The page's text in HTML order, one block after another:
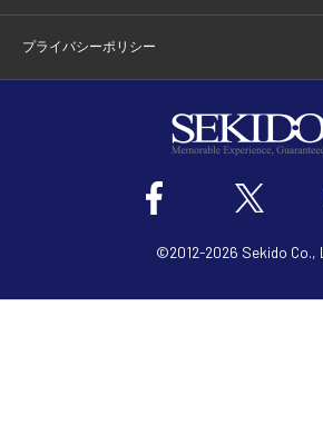
プライバシーポリシー
©2012-2026 Sekido Co.,